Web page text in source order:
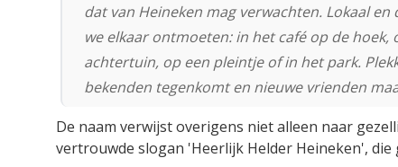
dat van Heineken mag verwachten. Lokaal
we elkaar ontmoeten: in het café op de hoek,
achtertuin, op een pleintje of in het park.
bekenden tegenkomt en nieuwe vrienden
De naam verwijst overigens niet alleen naar
vertrouwde slogan 'Heerlijk Helder Heineken',